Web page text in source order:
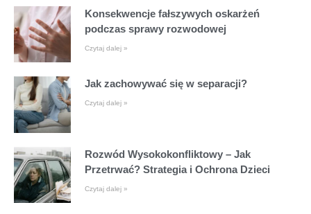
Konsekwencje fałszywych oskarżeń
podczas sprawy rozwodowej
Czytaj dalej »
Jak zachowywać się w separacji?
Czytaj dalej »
Rozwód Wysokokonfliktowy – Jak
Przetrwać? Strategia i Ochrona Dzieci
Czytaj dalej »